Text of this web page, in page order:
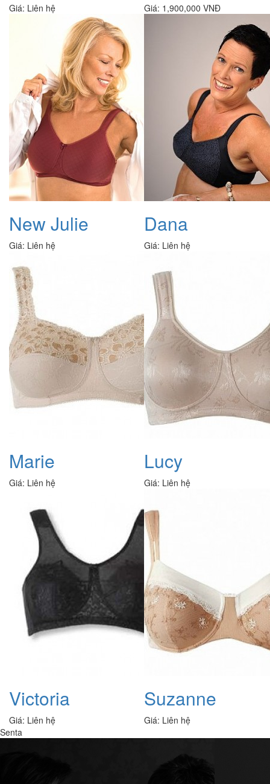
Giá: Liên hệ Giá: 1,900,000 VNĐ
New Julie
Giá: Liên hệ
Dana
Giá: Liên hệ
Marie
Giá: Liên hệ
Lucy
Giá: Liên hệ
Victoria
Giá: Liên hệ
Suzanne
Giá: Liên hệ
Senta